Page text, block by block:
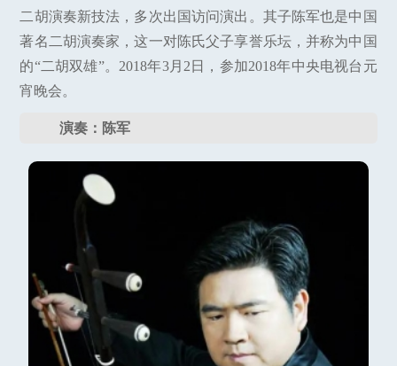
二胡演奏新技法，多次出国访问演出。其子陈军也是中国
著名二胡演奏家，这一对陈氏父子享誉乐坛，并称为中国
的“二胡双雄”。2018年3月2日，参加2018年中央电视台元
宵晚会。
演奏：陈军